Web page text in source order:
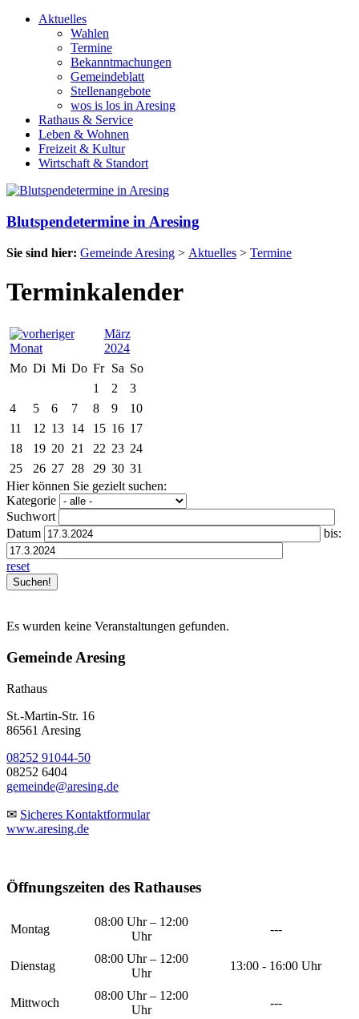
Aktuelles
Wahlen
Termine
Bekanntmachungen
Gemeindeblatt
Stellenangebote
wos is los in Aresing
Rathaus & Service
Leben & Wohnen
Freizeit & Kultur
Wirtschaft & Standort
Blutspendetermine in Aresing
Sie sind hier: Gemeinde Aresing > Aktuelles > Termine
Terminkalender
März
2024
Mo Di Mi Do Fr Sa So
1
2
3
4
5 6 7 8 9
10
11
12 13 14 15 16 17
18
19 20 21 22 23 24
25
26 27 28 29 30 31
Hier können Sie gezielt suchen:
Kategorie
Suchwort
Datum
bis:
reset
Es wurden keine Veranstaltungen gefunden.
Gemeinde Aresing
Rathaus
St.-Martin-Str. 16
86561 Aresing
08252 91044-50
08252 6404
gemeinde@aresing.de
✉ Sicheres Kontaktformular
www.aresing.de
Öffnungszeiten des Rathauses
Montag
08:00 Uhr – 12:00
Uhr
---
Dienstag
08:00 Uhr – 12:00
Uhr
13:00 - 16:00 Uhr
Mittwoch
08:00 Uhr – 12:00
Uhr
---